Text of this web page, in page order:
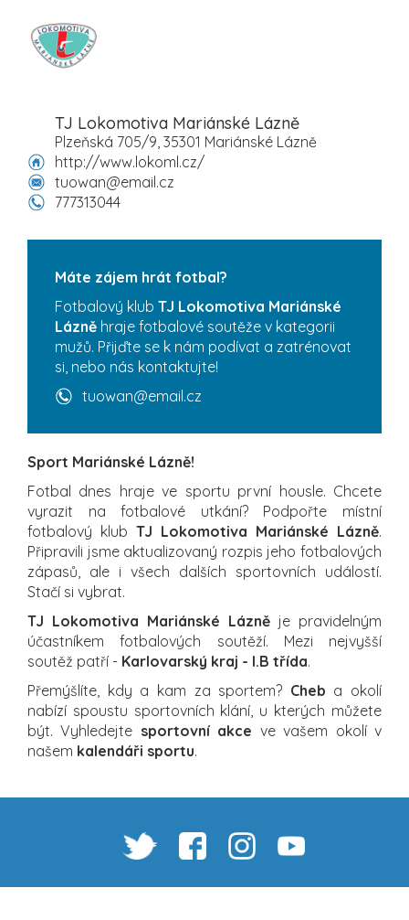
TJ Lokomotiva Mariánské Lázně
Plzeňská 705/9, 35301 Mariánské Lázně
http://www.lokoml.cz/
tuowan@email.cz
777313044
Máte zájem hrát fotbal?
Fotbalový klub TJ Lokomotiva Mariánské
Lázně hraje fotbalové soutěže v kategorii
mužů. Přijďte se k nám podívat a zatrénovat
si, nebo nás kontaktujte!
tuowan@email.cz
Sport Mariánské Lázně!
Fotbal dnes hraje ve sportu první housle. Chcete
vyrazit na fotbalové utkání? Podpořte místní
fotbalový klub TJ Lokomotiva Mariánské Lázně.
Připravili jsme aktualizovaný rozpis jeho fotbalových
zápasů, ale i všech dalších sportovních událostí.
Stačí si vybrat.
TJ Lokomotiva Mariánské Lázně je pravidelným
účastníkem fotbalových soutěží. Mezi nejvyšší
soutěž patří - Karlovarský kraj - I.B třída.
Přemýšlíte, kdy a kam za sportem? Cheb a okolí
nabízí spoustu sportovních klání, u kterých můžete
být. Vyhledejte sportovní akce ve vašem okolí v
našem kalendáři sportu.